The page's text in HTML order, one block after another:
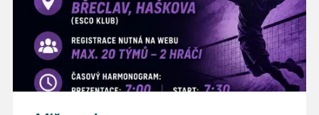
Těšíme se na Vás!